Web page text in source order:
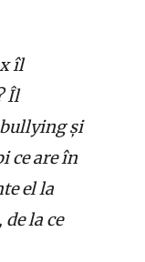
îl
Îl
și
ce are în
el la
la ce